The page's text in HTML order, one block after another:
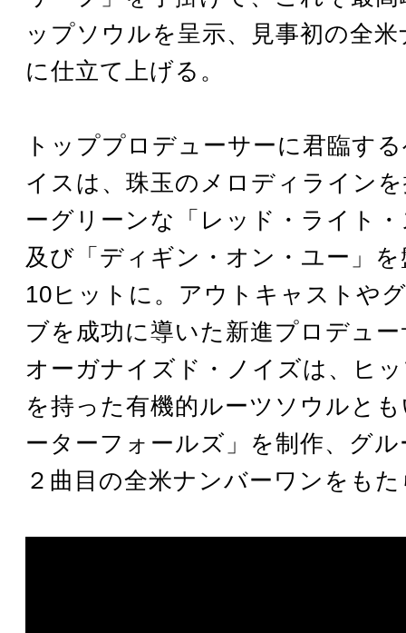
ップソウルを呈示、見事初の全
に仕立て上げる。
トッププロデューサーに君臨す
イスは、珠玉のメロディライン
ーグリーンな「レッド・ライト
及び「ディギン・オン・ユー」
10ヒットに。アウトキャストや
ブを成功に導いた新進プロデュ
オーガナイズド・ノイズは、ヒ
を持った有機的ルーツソウルと
ーターフォールズ」を制作、グ
２曲目の全米ナンバーワンをも